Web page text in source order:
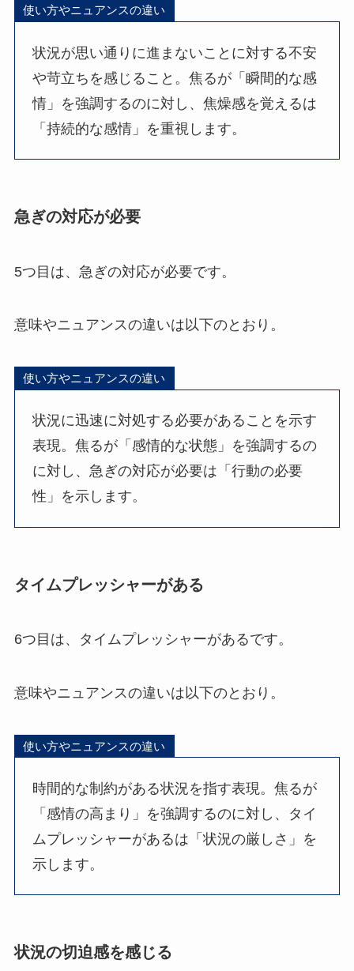
使い方やニュアンスの違い
状況が思い通りに進まないことに対する不安
や苛立ちを感じること。焦るが「瞬間的な感
情」を強調するのに対し、焦燥感を覚えるは
「持続的な感情」を重視します。
急ぎの対応が必要
5つ目は、急ぎの対応が必要です。
意味やニュアンスの違いは以下のとおり。
使い方やニュアンスの違い
状況に迅速に対処する必要があることを示す
表現。焦るが「感情的な状態」を強調するの
に対し、急ぎの対応が必要は「行動の必要
性」を示します。
タイムプレッシャーがある
6つ目は、タイムプレッシャーがあるです。
意味やニュアンスの違いは以下のとおり。
使い方やニュアンスの違い
時間的な制約がある状況を指す表現。焦るが
「感情の高まり」を強調するのに対し、タイ
ムプレッシャーがあるは「状況の厳しさ」を
示します。
状況の切迫感を感じる